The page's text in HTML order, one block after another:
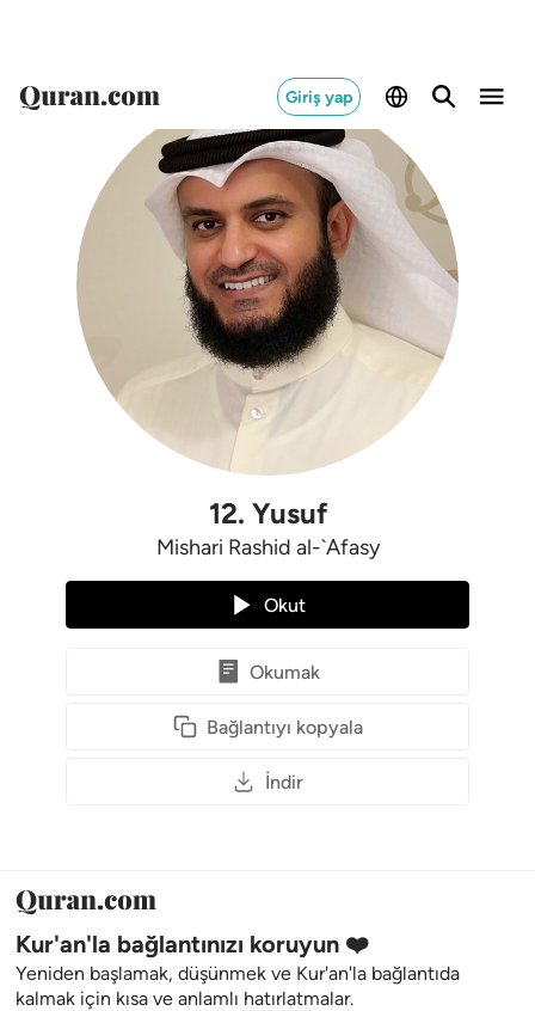
Giriş yap
12. Yusuf
Mishari Rashid al-`Afasy
Okut
Okumak
Bağlantıyı kopyala
İndir
Kur'an'la bağlantınızı koruyun ❤️
Yeniden başlamak, düşünmek ve Kur'an'la bağlantıda
kalmak için kısa ve anlamlı hatırlatmalar.